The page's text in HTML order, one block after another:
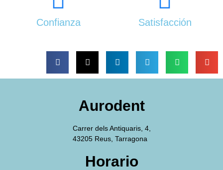
Confianza Satisfacción
Aurodent
Carrer dels Antiquaris, 4,
43205 Reus, Tarragona
Horario